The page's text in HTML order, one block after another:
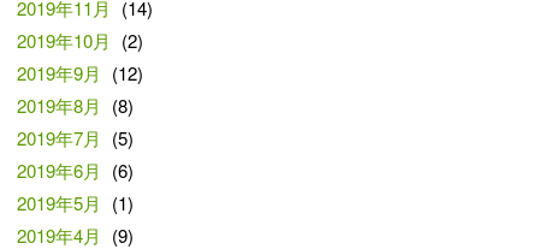
2019年11月
(14)
2019年10月
(2)
2019年9月
(12)
2019年8月
(8)
2019年7月
(5)
2019年6月
(6)
2019年5月
(1)
2019年4月
(9)